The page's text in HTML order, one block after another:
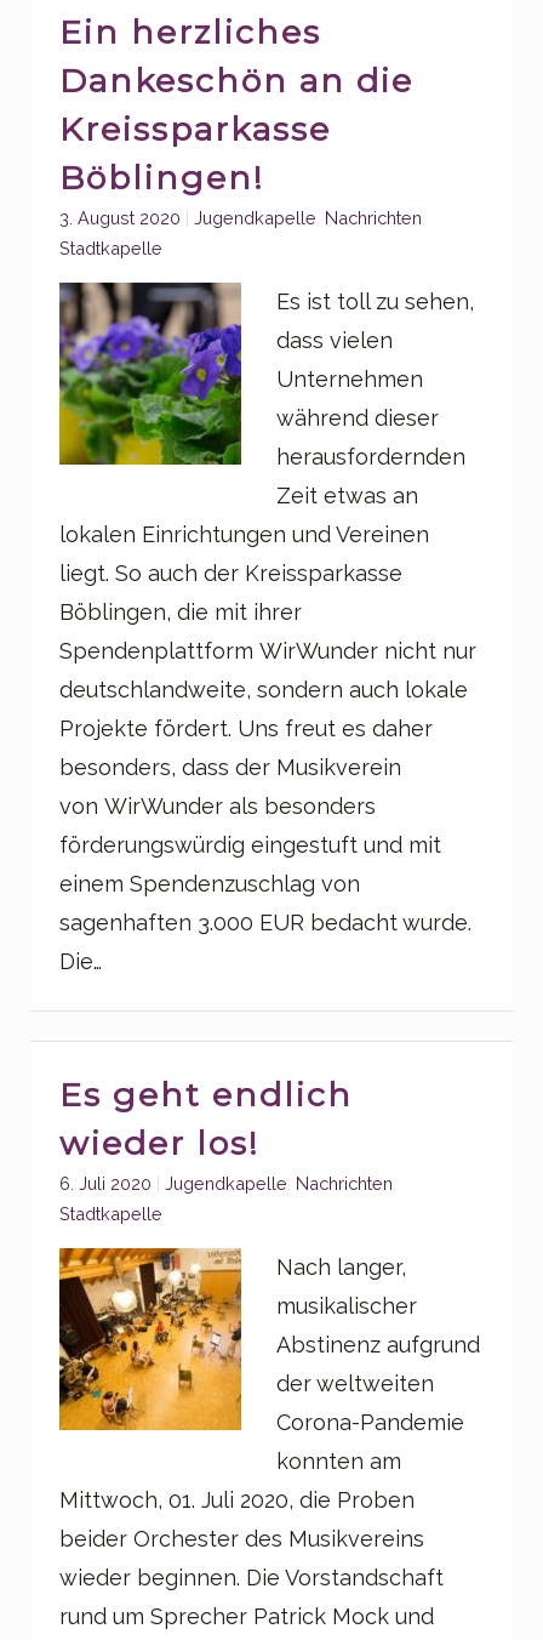
Ein herzliches
Dankeschön an die
Kreissparkasse
Böblingen!
3. August 2020 Categories:
Jugendkapelle Nachrichten
Stadtkapelle
Es ist toll zu sehen,
dass vielen
Unternehmen
während dieser
herausfordernden
Zeit etwas an
lokalen Einrichtungen und Vereinen
liegt. So auch der Kreissparkasse
Böblingen, die mit ihrer
Spendenplattform WirWunder nicht nur
deutschlandweite, sondern auch lokale
Projekte fördert. Uns freut es daher
besonders, dass der Musikverein
von WirWunder als besonders
förderungswürdig eingestuft und mit
einem Spendenzuschlag von
sagenhaften 3.000 EUR bedacht wurde.
Die…
Es geht endlich
wieder los!
6. Juli 2020 Categories:
Jugendkapelle Nachrichten
Stadtkapelle
Nach langer,
musikalischer
Abstinenz aufgrund
der weltweiten
Corona-Pandemie
konnten am
Mittwoch, 01. Juli 2020, die Proben
beider Orchester des Musikvereins
wieder beginnen. Die Vorstandschaft
rund um Sprecher Patrick Mock und